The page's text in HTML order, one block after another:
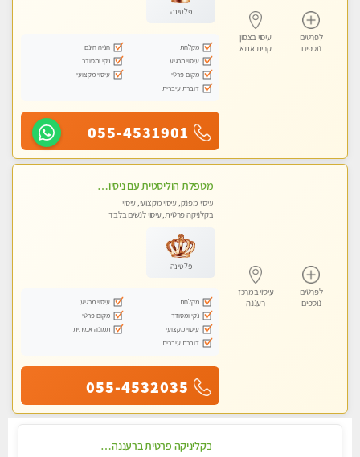
לפרטים
נוספים
עיסוי בצפון
קרית אתא
פלטינה
מקלחת
חניה חינם
עיסוי מרגיע
נקי ומסודר
מקום פרטי
עיסוי מקצועי
דוברת עיברית
055-4531901
לפרטים
נוספים
עיסוי במרכז
רעננה
מטפלת הוליסטית עם ניסיון מעל עשור. עיסוי הוליסטי לגוף ולנשמה עם שמנים חמים מתאים: לגברים/נשים ונשים בהריון . ומקצועית ברמה גבוהה
עיסוי מפנק, עיסוי מקצועי, עיסוי
בקלניקה פרטית, עיסוי לנשים בלבד
פלטינה
מקלחת
עיסוי מרגיע
נקי ומסודר
מקום פרטי
עיסוי מקצועי
תמונה אמיתית
דוברת עיברית
055-4532035
בקליניקה פרטית ברעננה עיסוי לחידוש אנרגיות עיסוי מומלץ מאוד !